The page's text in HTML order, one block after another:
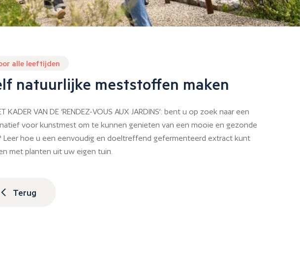
alle leeftijden
natuurlijke meststoffen maken
KADER VAN DE ‘RENDEZ-VOUS AUX JARDINS’: bent u op zoek naar een
voor kunstmest om te kunnen genieten van een mooie en gezonde
Leer hoe u een eenvoudig en doeltreffend gefermenteerd extract kunt
met planten uit uw eigen tuin.
Terug